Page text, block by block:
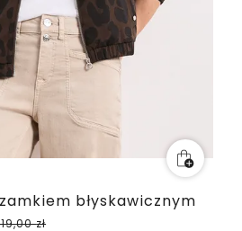
błyskawicznym
zł